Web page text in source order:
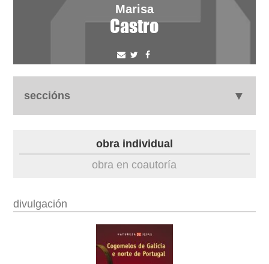
Marisa
Castro
seccións
obra individual
obra en coautoría
divulgación